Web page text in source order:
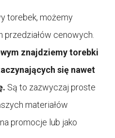
torebek, możemy
przedziałów cenowych.
znajdziemy torebki
się nawet
Są to zazwyczaj proste
materiałów
promocje lub jako